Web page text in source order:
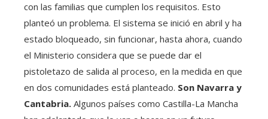
con las familias que cumplen los requisitos. Esto
planteó un problema. El sistema se inició en abril y ha
estado bloqueado, sin funcionar, hasta ahora, cuando
el Ministerio considera que se puede dar el
pistoletazo de salida al proceso, en la medida en que
en dos comunidades está planteado. Son Navarra y
Cantabria. Algunos países como Castilla-La Mancha